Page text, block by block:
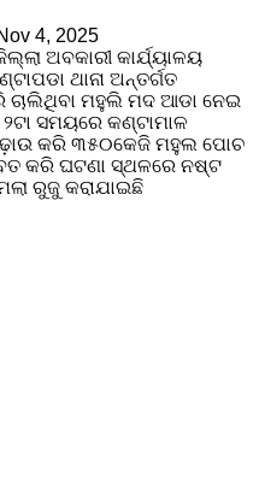
4, 2025
ଅବକାରୀ କାର୍ଯ୍ୟାଳୟ
ଥାନା ଅନ୍ତର୍ଗତ
ମହୁଲି ମଦ ଆଡା ନେଇ
ସମୟରେ କଣ୍ଟାମାଳ
କରି ୩୫୦କେଜି ମହୁଲ ପୋଚ
କରି ଘଟଣା ସ୍ଥଳରେ ନଷ୍ଟ
ରୁଜୁ କରାଯାଇଛି